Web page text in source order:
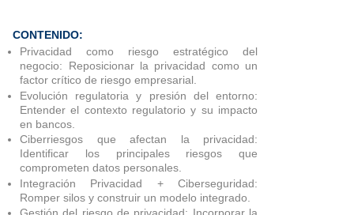
CONTENIDO:
Privacidad como riesgo estratégico del
negocio: Reposicionar la privacidad como un
factor crítico de riesgo empresarial.
Evolución regulatoria y presión del entorno:
Entender el contexto regulatorio y su impacto
en bancos.
Ciberriesgos que afectan la privacidad:
Identificar los principales riesgos que
comprometen datos personales.
Integración Privacidad + Ciberseguridad:
Romper silos y construir un modelo integrado.